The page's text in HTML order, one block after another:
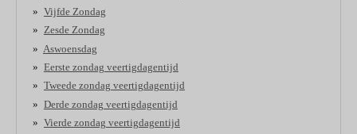
Vijfde Zondag
Zesde Zondag
Aswoensdag
Eerste zondag veertigdagentijd
Tweede zondag veertigdagentijd
Derde zondag veertigdagentijd
Vierde zondag veertigdagentijd